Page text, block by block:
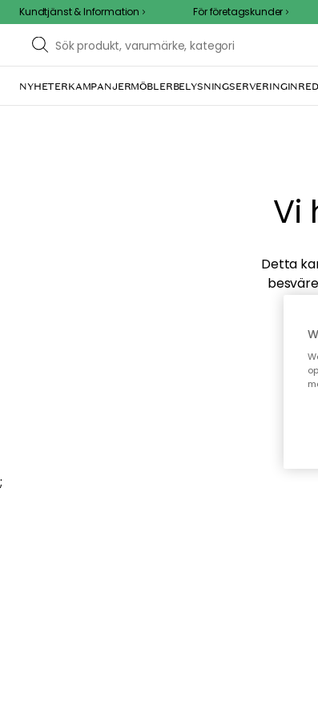
Kundtjänst & Information För företagskunder
NYHETERKAMPANJERMÖBLERBELYSNINGSERVERING
Vi
Detta
;